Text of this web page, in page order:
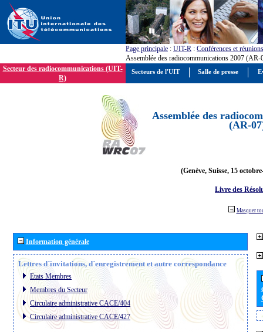
Page principale : UIT-R : Conférences et réunions
Assemblée des radiocommunications 2007 (AR-
Secteur des radiocommunications (UIT-
R)
Assemblée des
(AR-
(Genève, Suisse, 15
Livre des
Masquer
Information générale
Lettres d´invitations, d´enregistrement et autre correspondance
Etats Membres
Membres du Secteur
Circulaire administrative CACE/404
Circulaire administrative CACE/427
Secteurs de l'UIT Salle de presse